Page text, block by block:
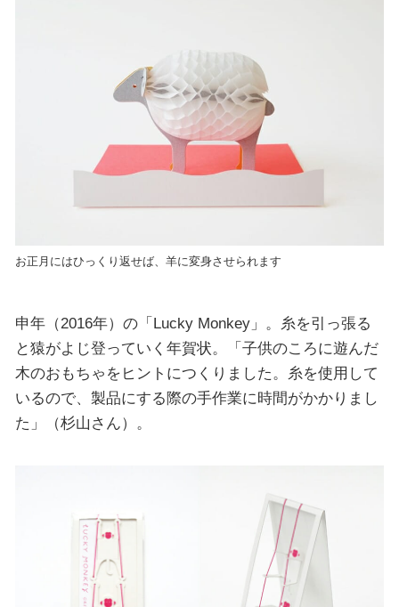
お正月にはひっくり返せば、羊に変身させられます
申年（2016年）の「Lucky Monkey」。糸を引っ張る
と猿がよじ登っていく年賀状。「子供のころに遊んだ
木のおもちゃをヒントにつくりました。糸を使用して
いるので、製品にする際の手作業に時間がかかりまし
た」（杉山さん）。